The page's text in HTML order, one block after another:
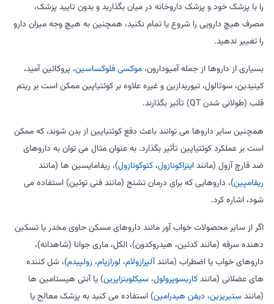
را با پزشک خود و پزشک داروخانه در میان بگذارید و بدون تایید پزشک،
مصرف هیچ دارویی را شروع یا تمام نکنید، همچنین به هیچ وجه میزان دارو
را تغییر ندهید.
بسیاری از داروها از جمله آمیودارون،موکسی فلوکساسین، پروکائین آمید،
کینیدین، ​​سوتالول، تیوریدازین و غیره علاوه بر کوئتیاپین ممکن است بر ریتم
قلب (طولانی شدن QT) تأثیر بگذارند.
همچنین سایر داروها می توانند باعث دفع کوئتیاپین از بدن شوند، که ممکن
است بر عملکرد کوئتیاپین تأثیر بگذارد. به عنوان مثال می توان به داروهای
ضد قارچ آزول (مانندایتراکونازول،کتوکونازول)، ریفامایسین ها (مانند
ریفامپین)، داروهایی که برای درمان تشنج (مانند فنی توئین) استفاده می
شود، اشاره کرد.
اگر از سایر محصولات خواب آور مانند داروهای مسکن حاوی مخدر یا تسکین
دهنده سرفه (مانند کدئین، هیدروکدون)، الکل، ماری جوانا (شاهدانه)،
داروهای خواب یا اضطراب (مانندآلپرازولام، لورازپام، زولپیدم)، شل کننده
های عضلانی (مانندکاریسوپرولول،سیکلوبنزاپرین) یا آنتی هیستامین ها
(مانندستیریزین، دیفن هیدرامین) استفاده می کنید به پزشک معالج یا